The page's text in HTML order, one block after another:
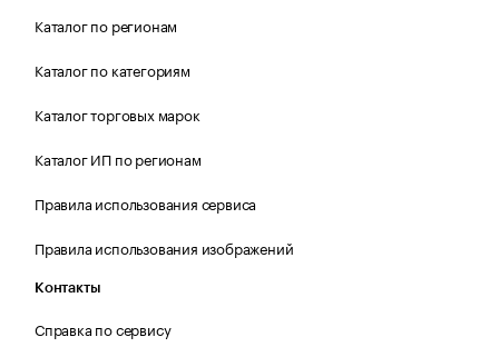
Каталог по регионам
Каталог по категориям
Каталог торговых марок
Каталог ИП по регионам
Правила использования сервиса
Правила использования изображений
Контакты
Справка по сервису